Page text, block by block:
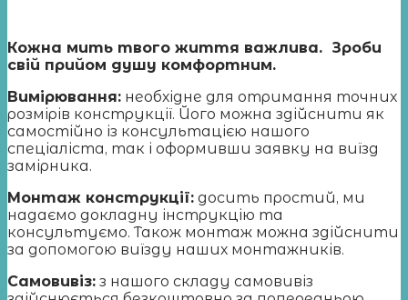
Кожна мить твого життя важлива. Зроби
свій прийом душу комфортним.
Вимірювання: необхідне для отримання точних
розмірів конструкції. Його можна здійснити як
самостійно із консультацією нашого
спеціаліста, так і оформивши заявку на виїзд
замірника.
Монтаж конструкції: досить простий, ми
надаємо докладну інструкцію та
консультуємо. Також монтаж можна здійснити
за допомогою виїзду наших монтажників.
Самовивіз: з нашого складу самовивіз